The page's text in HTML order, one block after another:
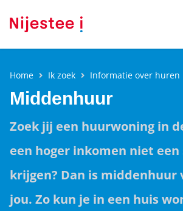
Home Ik zoek Informatie over huren
Middenhuur
Zoek jij een huurwoning in
een hoger inkomen niet
krijgen? Dan is middenhuur
jou. Zo kun je in een huis